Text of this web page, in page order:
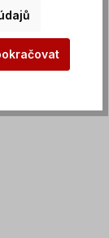
motor)